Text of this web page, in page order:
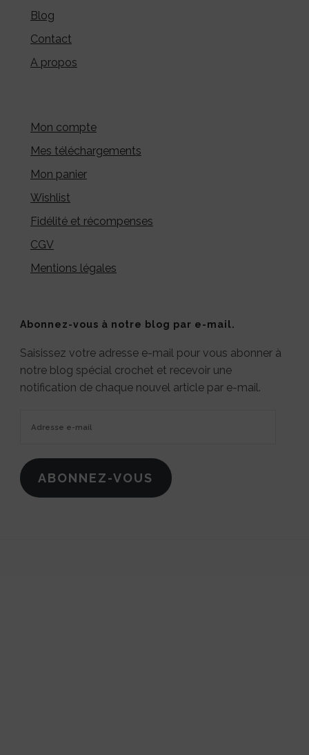
Blog
Contact
A propos
Mon compte
Mes téléchargements
Mon panier
Wishlist
Fidélité et récompenses
CGV
Mentions légales
Abonnez-vous à notre blog par e-mail.
Saisissez votre adresse e-mail pour vous abonner à
notre blog spécial crochet et recevoir une
notification de chaque nouvel article par e-mail.
ABONNEZ-VOUS